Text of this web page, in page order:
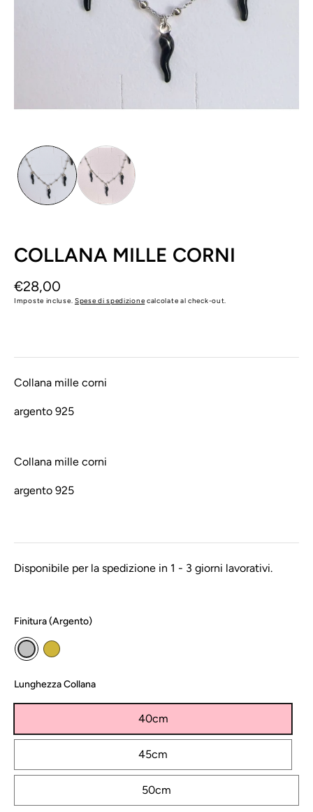
in
finestra
modale
COLLANA MILLE CORNI
Prezzo
di
€28,00
Imposte incluse. Spese di spedizione calcolate al check-out.
Collana mille corni
argento 925
Collana mille corni
argento 925
Disponibile per la spedizione in 1 - 3 giorni lavorativi.
Finitura (Argento)
Lunghezza Collana
40cm
45cm
50cm